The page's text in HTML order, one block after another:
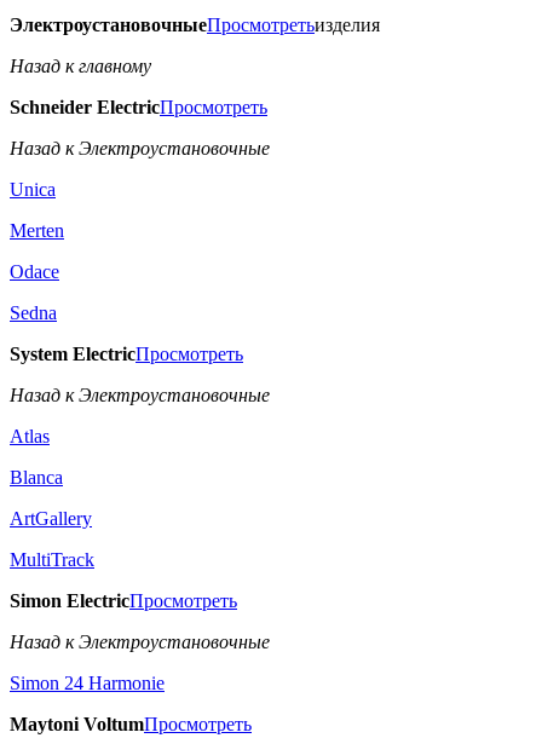
ЭлектроустановочныеПросмотретьизделия
Назад к главному
Schneider ElectricПросмотреть
Назад к Электроустановочные
Unica
Merten
Odace
Sedna
System ElectricПросмотреть
Назад к Электроустановочные
Atlas
Blanca
ArtGallery
MultiTrack
Simon ElectricПросмотреть
Назад к Электроустановочные
Simon 24 Harmonie
Maytoni VoltumПросмотреть